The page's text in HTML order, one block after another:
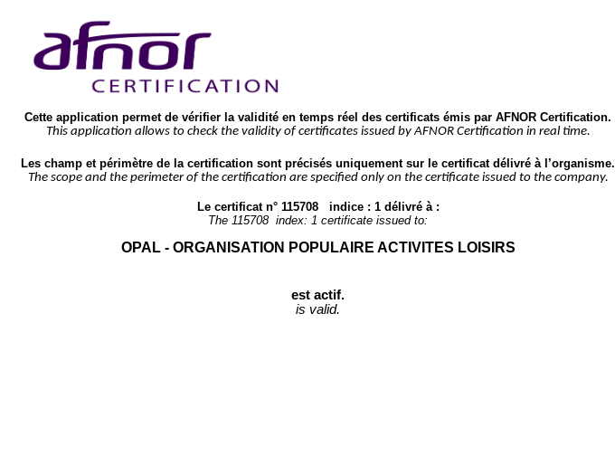
Cette application permet de vérifier la validité en temps réel des certificats émis par AFNOR Certification.
This application allows to check the validity of certificates issued by AFNOR Certification in real time.
Les champ et périmètre de la certification sont précisés uniquement sur le certificat délivré à l’organisme.
The scope and the perimeter of the certification are specified only on the certificate issued to the company.
Le certificat n° 115708
   indice :
1 délivré à :
The 115708
  index:
1 certificate issued to:
OPAL - ORGANISATION POPULAIRE ACTIVITES LOISIRS
est actif.
is valid.